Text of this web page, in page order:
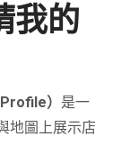
我的
） 是一
地圖上展示店